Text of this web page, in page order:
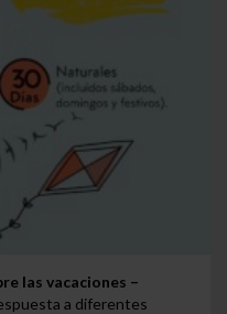
las vacaciones –
a diferentes